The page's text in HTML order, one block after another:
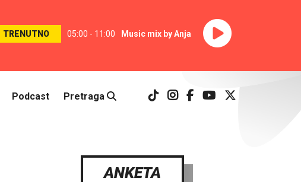
TRENUTNO 05:00 - 11:00 Music mix by Anja
Podcast Pretraga
ANKETA